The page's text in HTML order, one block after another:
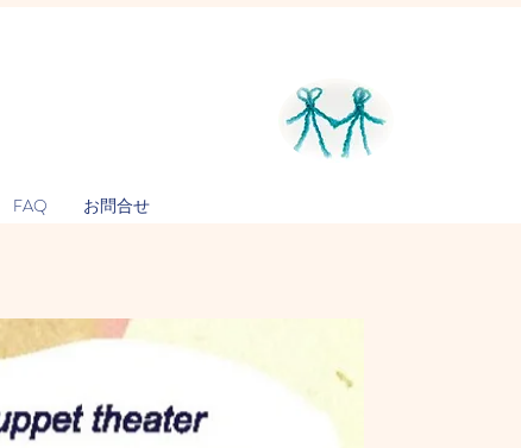
FAQ お問合せ